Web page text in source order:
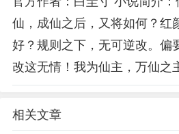
仙，成仙之后，又将如何？红
好？规则之下，无可逆改。偏
改这无情！我为仙主，万仙之
相关文章